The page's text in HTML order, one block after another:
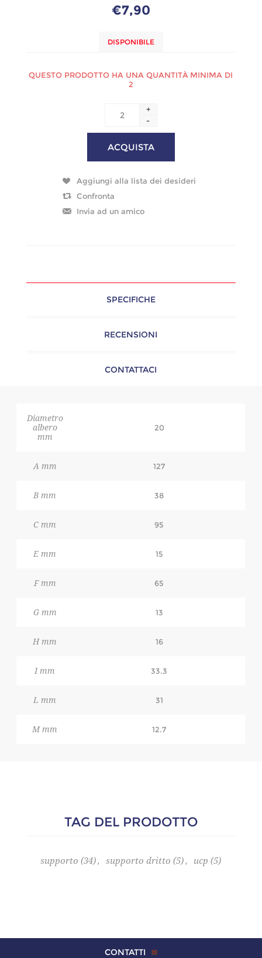
€7,90
DISPONIBILE
QUESTO PRODOTTO HA UNA QUANTITÀ MINIMA DI
2
+
-
SPECIFICHE
RECENSIONI
CONTATTACI
Diametro
albero
mm
20
A mm 127
B mm 38
C mm 95
E mm 15
F mm 65
G mm 13
H mm 16
I mm 33.3
L mm 31
M mm 12.7
TAG DEL PRODOTTO
supporto (34), supporto dritto (5), ucp (5)
CONTATTI